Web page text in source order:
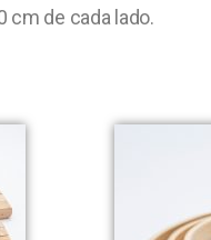
cm de cada lado.